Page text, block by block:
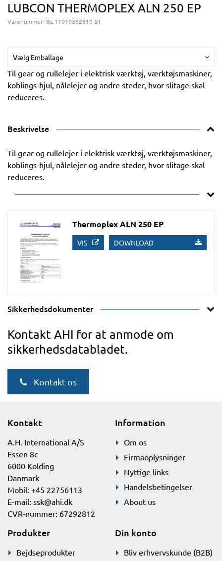
LUBCON THERMOPLEX ALN 250 EP
Varenummer: BL 11010362810-ST
Vælg Emballage
Til gear og rullelejer i elektrisk værktøj, værktøjsmaskiner,
koblings-hjul, nålelejer og andre steder, hvor slitage skal
reduceres.
Beskrivelse
Til gear og rullelejer i elektrisk værktøj, værktøjsmaskiner,
koblings-hjul, nålelejer og andre steder, hvor slitage skal
reduceres.
Thermoplex ALN 250 EP
VIS DOWNLOAD
Sikkerhedsdokumenter
Kontakt AHI for at anmode om
sikkerhedsdatabladet.
Kontakt os
Kontakt
A.H. International A/S
Essen 8c
6000 Kolding
Danmark
Mobil: +45 22756113
E-mail: ssk@ahi.dk
CVR-nummer: 67292812
Information
Om os
Firmaoplysninger
Nyttige links
Handelsbetingelser
About us
Produkter
Bejdseprodukter
Din konto
Bliv erhvervskunde (B2B)